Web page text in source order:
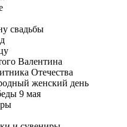
свадьбы
Валентина
Отечества
женский день
9 мая